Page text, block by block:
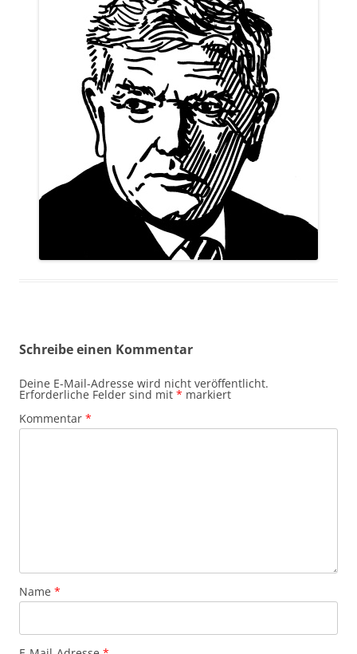
Schreibe einen Kommentar
Deine E-Mail-Adresse wird nicht veröffentlicht.
Erforderliche Felder sind mit * markiert
Kommentar *
Name *